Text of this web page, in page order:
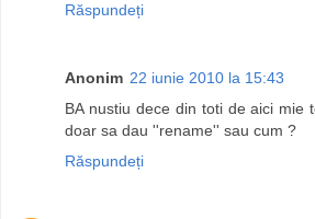
Răspundeți
Anonim 22 iunie 2010 la 15:43
BA nustiu dece din toti de aici mie
doar sa dau ''rename'' sau cum ?
Răspundeți